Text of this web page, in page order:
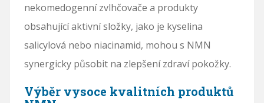
nekomedogenní zvlhčovače a produkty
obsahující aktivní složky, jako je kyselina
salicylová nebo niacinamid, mohou s NMN
synergicky působit na zlepšení zdraví pokožky.
Výběr vysoce kvalitních produktů